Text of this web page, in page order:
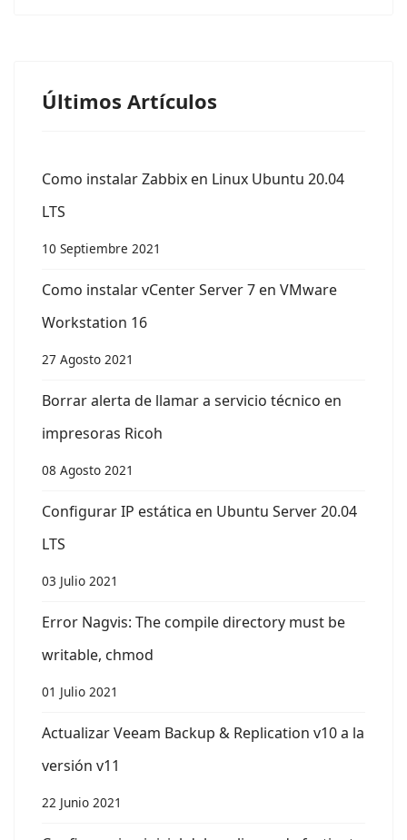
Últimos Artículos
Como instalar Zabbix en Linux Ubuntu 20.04
LTS
10 Septiembre 2021
Como instalar vCenter Server 7 en VMware
Workstation 16
27 Agosto 2021
Borrar alerta de llamar a servicio técnico en
impresoras Ricoh
08 Agosto 2021
Configurar IP estática en Ubuntu Server 20.04
LTS
03 Julio 2021
Error Nagvis: The compile directory must be
writable, chmod
01 Julio 2021
Actualizar Veeam Backup & Replication v10 a la
versión v11
22 Junio 2021